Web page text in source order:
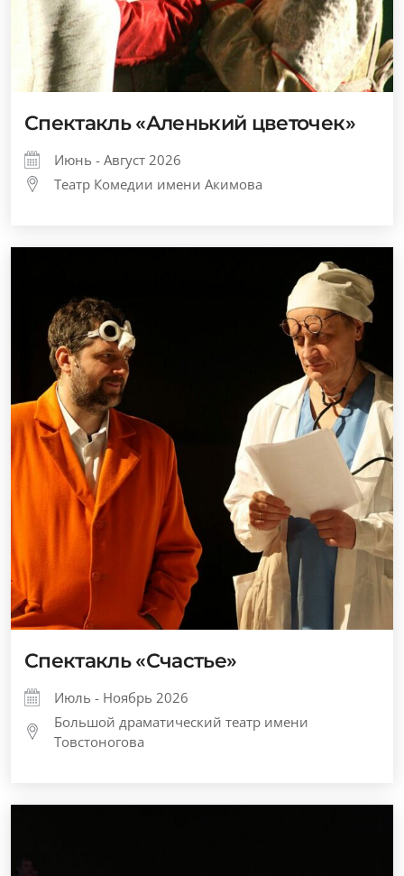
Спектакль «Аленький цветочек»
Июнь - Август 2026
Театр Комедии имени Акимова
Спектакль «Счастье»
Июль - Ноябрь 2026
Большой драматический театр имени
Товстоногова